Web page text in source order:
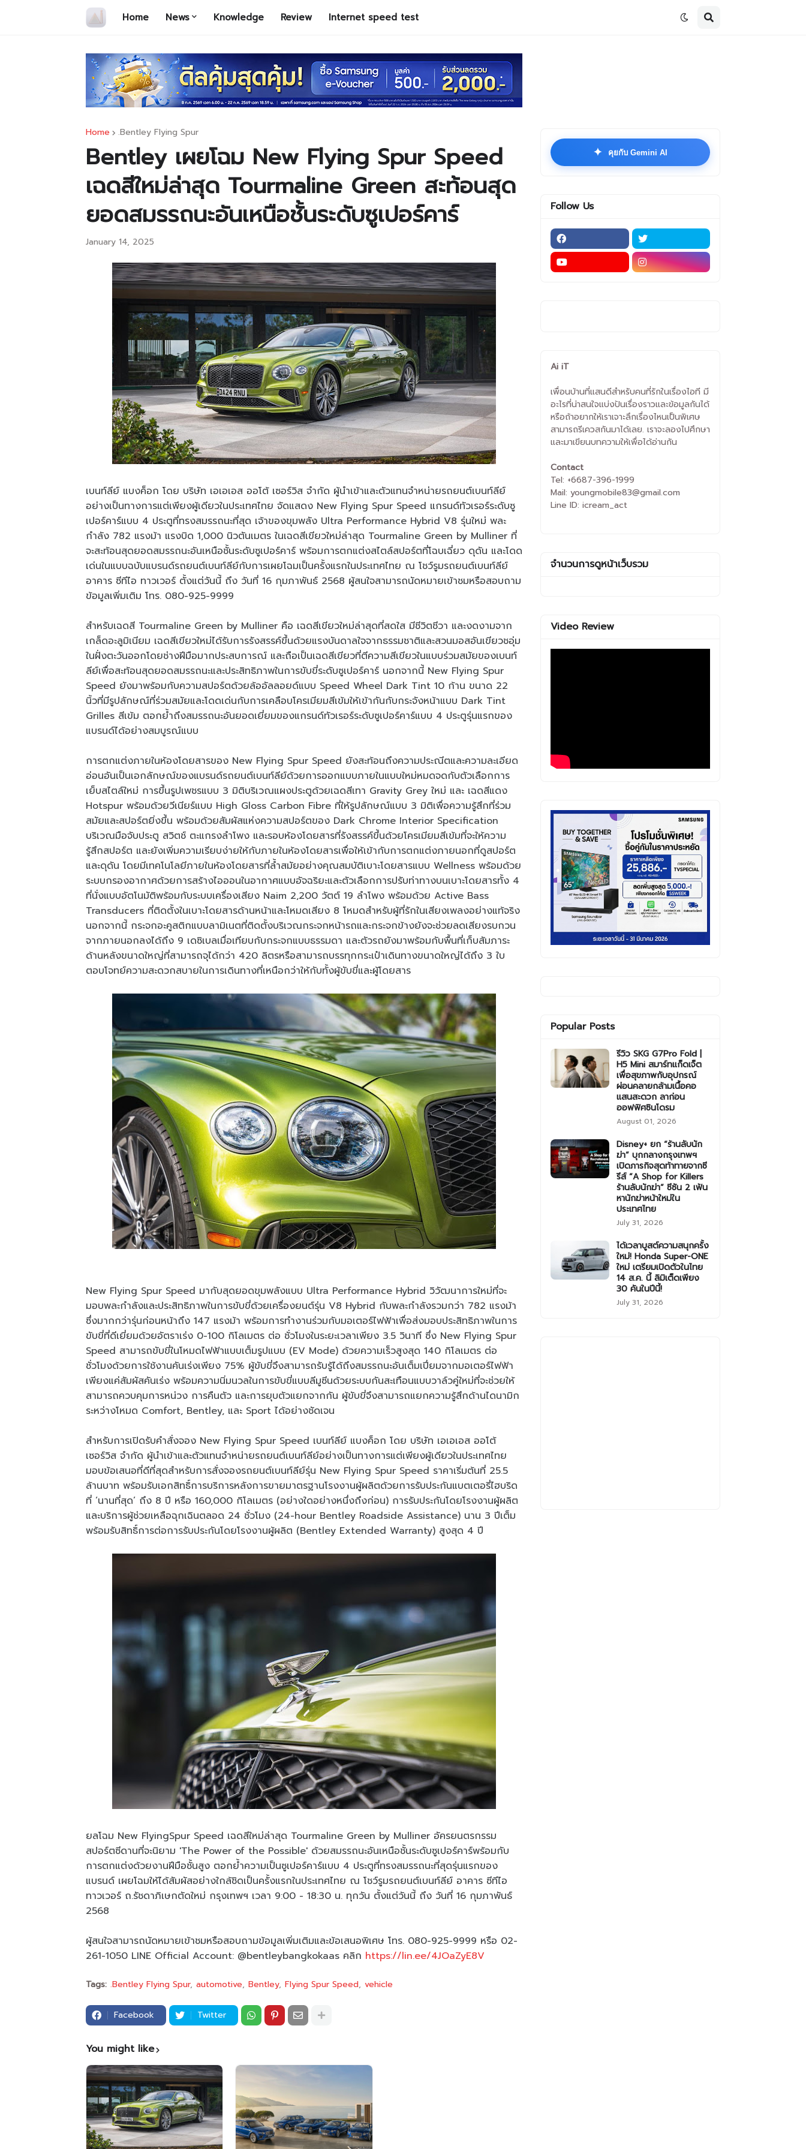
Home News Knowledge Review Internet speed test
Home .Bentley Flying Spur
Bentley เผยโฉม New Flying Spur Speed
เฉดสีใหม่ล่าสุด Tourmaline Green สะท้อนสุด
ยอดสมรรถนะอันเหนือชั้นระดับซูเปอร์คาร์
January 14, 2025
เบนท์ลีย์ แบงค็อก โดย บริษัท เอเอเอส ออโต้ เซอร์วิส จำกัด ผู้นำเข้าและตัวแทนจำหน่ายรถยนต์เบนท์ลีย์
อย่างเป็นทางการแต่เพียงผู้เดียวในประเทศไทย จัดแสดง New Flying Spur Speed แกรนด์ทัวเรอร์ระดับซู
เปอร์คาร์แบบ 4 ประตูที่ทรงสมรรถนะที่สุด เจ้าของขุมพลัง Ultra Performance Hybrid V8 รุ่นใหม่ พละ
กำลัง 782 แรงม้า แรงบิด 1,000 นิวตันเมตร ในเฉดสีเขียวใหม่ล่าสุด Tourmaline Green by Mulliner ที่
จะสะท้อนสุดยอดสมรรถนะอันเหนือชั้นระดับซูเปอร์คาร์ พร้อมการตกแต่งสไตล์สปอร์ตที่โฉบเฉี่ยว ดุดัน และโดด
เด่นในแบบฉบับแบรนด์รถยนต์เบนท์ลีย์กับการเผยโฉมเป็นครั้งแรกในประเทศไทย ณ โชว์รูมรถยนต์เบนท์ลีย์
อาคาร ซีทีไอ ทาวเวอร์ ตั้งแต่วันนี้ ถึง วันที่ 16 กุมภาพันธ์ 2568 ผู้สนใจสามารถนัดหมายเข้าชมหรือสอบถาม
ข้อมูลเพิ่มเติม โทร. 080-925-9999
สำหรับเฉดสี Tourmaline Green by Mulliner คือ เฉดสีเขียวใหม่ล่าสุดที่สดใส มีชีวิตชีวา และงดงามจาก
เกล็ดอะลูมิเนียม เฉดสีเขียวใหม่ได้รับการรังสรรค์ขึ้นด้วยแรงบันดาลใจจากธรรมชาติและสวนมอสอันเขียวชอุ่ม
ในฝั่งตะวันออกโดยช่างฝีมือมากประสบการณ์ และถือเป็นเฉดสีเขียวที่ตีความสีเขียวในแบบร่วมสมัยของเบนท์
ลีย์เพื่อสะท้อนสุดยอดสมรรถนะและประสิทธิภาพในการขับขี่ระดับซูเปอร์คาร์ นอกจากนี้ New Flying Spur
Speed ยังมาพร้อมกับความสปอร์ตด้วยล้ออัลลอยด์แบบ Speed Wheel Dark Tint 10 ก้าน ขนาด 22
นิ้วที่มีรูปลักษณ์ที่ร่วมสมัยและโดดเด่นกับการเคลือบโครเมียมสีเข้มให้เข้ากันกับกระจังหน้าแบบ Dark Tint
Grilles สีเข้ม ตอกย้ำถึงสมรรถนะอันยอดเยี่ยมของแกรนด์ทัวเรอร์ระดับซูเปอร์คาร์แบบ 4 ประตูรุ่นแรกของ
แบรนด์ได้อย่างสมบูรณ์แบบ
การตกแต่งภายในห้องโดยสารของ New Flying Spur Speed ยังสะท้อนถึงความประณีตและความละเอียด
อ่อนอันเป็นเอกลักษณ์ของแบรนด์รถยนต์เบนท์ลีย์ด้วยการออกแบบภายในแบบใหม่หมดจดกับตัวเลือกการ
เย็บสไตล์ใหม่ การขึ้นรูปเพชรแบบ 3 มิติบริเวณแผงประตูด้วยเฉดสีเทา Gravity Grey ใหม่ และ เฉดสีแดง
Hotspur พร้อมด้วยวีเนียร์แบบ High Gloss Carbon Fibre ที่ให้รูปลักษณ์แบบ 3 มิติเพื่อความรู้สึกที่ร่วม
สมัยและสปอร์ตยิ่งขึ้น พร้อมด้วยสัมผัสแห่งความสปอร์ตของ Dark Chrome Interior Specification
บริเวณมือจับประตู สวิตช์ ตะแกรงลำโพง และรอบห้องโดยสารที่รังสรรค์ขึ้นด้วยโครเมียมสีเข้มที่จะให้ความ
รู้สึกสปอร์ต และยังเพิ่มความเรียบง่ายให้กับภายในห้องโดยสารเพื่อให้เข้ากับการตกแต่งภายนอกที่ดูสปอร์ต
และดุดัน โดยมีเทคโนโลยีภายในห้องโดยสารที่ล้ำสมัยอย่างคุณสมบัติเบาะโดยสารแบบ Wellness พร้อมด้วย
ระบบกรองอากาศด้วยการสร้างไอออนในอากาศแบบอัจฉริยะและตัวเลือกการปรับท่าทางบนเบาะโดยสารทั้ง 4
ที่นั่งแบบอัตโนมัติพร้อมกับระบบเครื่องเสียง Naim 2,200 วัตต์ 19 ลำโพง พร้อมด้วย Active Bass
Transducers ที่ติดตั้งในเบาะโดยสารด้านหน้าและโหมดเสียง 8 โหมดสำหรับผู้ที่รักในเสียงเพลงอย่างแท้จริง
นอกจากนี้ กระจกอะคูสติกแบบลามิเนตที่ติดตั้งบริเวณกระจกหน้ารถและกระจกข้างยังจะช่วยลดเสียงรบกวน
จากภายนอกลงได้ถึง 9 เดซิเบลเมื่อเทียบกับกระจกแบบธรรมดา และตัวรถยังมาพร้อมกับพื้นที่เก็บสัมภาระ
ด้านหลังขนาดใหญ่ที่สามารถจุได้กว่า 420 ลิตรหรือสามารถบรรทุกกระเป๋าเดินทางขนาดใหญ่ได้ถึง 3 ใบ
ตอบโจทย์ความสะดวกสบายในการเดินทางที่เหนือกว่าให้กับทั้งผู้ขับขี่และผู้โดยสาร
New Flying Spur Speed มากับสุดยอดขุมพลังแบบ Ultra Performance Hybrid วิวัฒนาการใหม่ที่จะ
มอบพละกำลังและประสิทธิภาพในการขับขี่ด้วยเครื่องยนต์รุ่น V8 Hybrid กับพละกำลังรวมกว่า 782 แรงม้า
ซึ่งมากกว่ารุ่นก่อนหน้าถึง 147 แรงม้า พร้อมการทำงานร่วมกับมอเตอร์ไฟฟ้าเพื่อส่งมอบประสิทธิภาพในการ
ขับขี่ที่ดีเยี่ยมด้วยอัตราเร่ง 0-100 กิโลเมตร ต่อ ชั่วโมงในระยะเวลาเพียง 3.5 วินาที ซึ่ง New Flying Spur
Speed สามารถขับขี่ในโหมดไฟฟ้าแบบเต็มรูปแบบ (EV Mode) ด้วยความเร็วสูงสุด 140 กิโลเมตร ต่อ
ชั่วโมงด้วยการใช้งานคันเร่งเพียง 75% ผู้ขับขี่จึงสามารถรับรู้ได้ถึงสมรรถนะอันเต็มเปี่ยมจากมอเตอร์ไฟฟ้า
เพียงแค่สัมผัสคันเร่ง พร้อมความนิ่มนวลในการขับขี่แบบลีมูซีนด้วยระบบกันสะเทือนแบบวาล์วคู่ใหม่ที่จะช่วยให้
สามารถควบคุมการหน่วง การคืนตัว และการยุบตัวแยกจากกัน ผู้ขับขี่จึงสามารถแยกความรู้สึกด้านไดนามิก
ระหว่างโหมด Comfort, Bentley, และ Sport ได้อย่างชัดเจน
สำหรับการเปิดรับคำสั่งจอง New Flying Spur Speed เบนท์ลีย์ แบงค็อก โดย บริษัท เอเอเอส ออโต้
เซอร์วิส จำกัด ผู้นำเข้าและตัวแทนจำหน่ายรถยนต์เบนท์ลีย์อย่างเป็นทางการแต่เพียงผู้เดียวในประเทศไทย
มอบข้อเสนอที่ดีที่สุดสำหรับการสั่งจองรถยนต์เบนท์ลีย์รุ่น New Flying Spur Speed ราคาเริ่มต้นที่ 25.5
ล้านบาท พร้อมรับเอกสิทธิ์การบริการหลังการขายมาตรฐานโรงงานผู้ผลิตด้วยการรับประกันแบตเตอรี่ไฮบริด
ที่ ‘นานที่สุด’ ถึง 8 ปี หรือ 160,000 กิโลเมตร (อย่างใดอย่างหนึ่งถึงก่อน) การรับประกันโดยโรงงานผู้ผลิต
และบริการผู้ช่วยเหลือฉุกเฉินตลอด 24 ชั่วโมง (24-hour Bentley Roadside Assistance) นาน 3 ปีเต็ม
พร้อมรับสิทธิ์การต่อการรับประกันโดยโรงงานผู้ผลิต (Bentley Extended Warranty) สูงสุด 4 ปี
ยลโฉม New FlyingSpur Speed เฉดสีใหม่ล่าสุด Tourmaline Green by Mulliner อัครยนตรกรรม
สปอร์ตซีดานที่จะนิยาม 'The Power of the Possible' ด้วยสมรรถนะอันเหนือชั้นระดับซูเปอร์คาร์พร้อมกับ
การตกแต่งด้วยงานฝีมือชั้นสูง ตอกย้ำความเป็นซูเปอร์คาร์แบบ 4 ประตูที่ทรงสมรรถนะที่สุดรุ่นแรกของ
แบรนด์ เผยโฉมให้ได้สัมผัสอย่างใกล้ชิดเป็นครั้งแรกในประเทศไทย ณ โชว์รูมรถยนต์เบนท์ลีย์ อาคาร ซีทีไอ
ทาวเวอร์ ถ.รัชดาภิเษกตัดใหม่ กรุงเทพฯ เวลา 9:00 - 18:30 น. ทุกวัน ตั้งแต่วันนี้ ถึง วันที่ 16 กุมภาพันธ์
2568
ผู้สนใจสามารถนัดหมายเข้าชมหรือสอบถามข้อมูลเพิ่มเติมและข้อเสนอพิเศษ โทร. 080-925-9999 หรือ 02-
261-1050 LINE Official Account: @bentleybangkokaas คลิก https://lin.ee/4JOaZyE8V
Tags: .Bentley Flying Spur automotive Bentley Flying Spur Speed vehicle
Facebook Twitter
You might like
✦ คุยกับ Gemini AI
Follow Us
Ai iT
เพื่อนบ้านที่แสนดีสำหรับคนที่รักในเรื่องไอที มี
อะไรที่น่าสนใจแบ่งปันเรื่องราวและข้อมูลกันได้
หรือถ้าอยากให้เราเจาะลึกเรื่องไหนเป็นพิเศษ
สามารถรีเควสกันมาได้เลย. เราจะลองไปศึกษา
และมาเขียนบทความให้เพื่อได้อ่านกัน
Contact
Tel: +6687-396-1999
Mail: youngmobile83@gmail.com
Line ID: icream_act
จำนวนการดูหน้าเว็บรวม
Video Review
Popular Posts
รีวิว SKG G7Pro Fold |
H5 Mini สมาร์ทแก็ดเจ็ต
เพื่อสุขภาพกับอุปกรณ์
ผ่อนคลายกล้ามเนื้อคอ
แสนสะดวก ลาก่อน
ออฟฟิศซินโดรม
August 01, 2026
Disney+ ยก “ร้านลับนัก
ฆ่า” บุกกลางกรุงเทพฯ
เปิดภารกิจสุดท้าทายจากซี
รีส์ “A Shop for Killers
ร้านลับนักฆ่า” ซีซัน 2 เฟ้น
หานักฆ่าหน้าใหม่ใน
ประเทศไทย
July 31, 2026
ได้เวลาบูสต์ความสนุกครั้ง
ใหม่! Honda Super-ONE
ใหม่ เตรียมเปิดตัวในไทย
14 ส.ค. นี้ ลิมิเต็ดเพียง
30 คันในปีนี้!
July 31, 2026